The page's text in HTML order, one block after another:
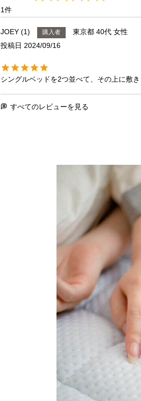
1
JOEY 1 購入者 東京都 40代 女性
投稿日 2024/09/16
シングルベッドを2つ並べて、その上に敷
すべてのレビューを見る